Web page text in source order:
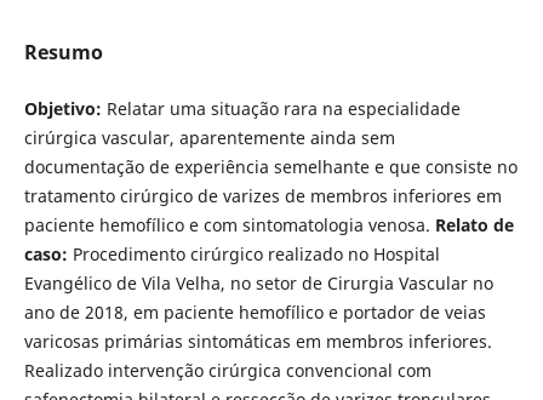
Resumo
Objetivo: Relatar uma situação rara na especialidade
cirúrgica vascular, aparentemente ainda sem
documentação de experiência semelhante e que consiste no
tratamento cirúrgico de varizes de membros inferiores em
paciente hemofí­lico e com sintomatologia venosa. Relato de
caso: Procedimento cirúrgico realizado no Hospital
Evangélico de Vila Velha, no setor de Cirurgia Vascular no
ano de 2018, em paciente hemofí­lico e portador de veias
varicosas primárias sintomáticas em membros inferiores.
Realizado intervenção cirúrgica convencional com